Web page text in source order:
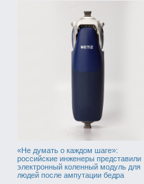
«Не думать о каждом шаге»:
российские инженеры представили
электронный коленный модуль для
людей после ампутации бедра